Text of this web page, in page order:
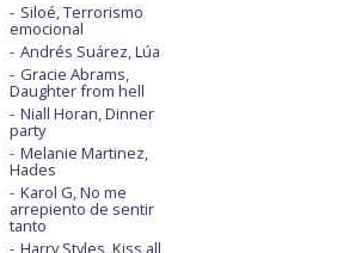
Siloé, Terrorismo
emocional
Andrés Suárez, Lúa
Gracie Abrams,
Daughter from hell
Niall Horan, Dinner
party
Melanie Martinez,
Hades
Karol G, No me
arrepiento de sentir
tanto
Harry Styles, Kiss all